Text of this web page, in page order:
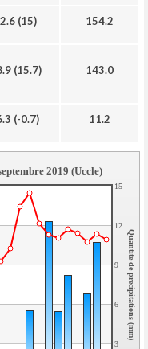
(15) 154.2
(15.7) 143.0
(-0.7) 11.2
3
6
9
12
15
Quantite de precipitations (mm)
2019 (Uccle)